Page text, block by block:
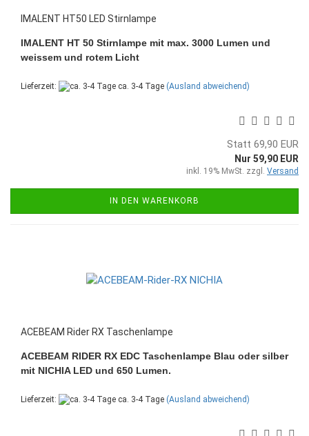
IMALENT HT50 LED Stirnlampe
IMALENT HT 50 Stirnlampe mit max. 3000 Lumen und
weissem und rotem Licht
Lieferzeit: ca. 3-4 Tage (Ausland abweichend)
Statt 69,90 EUR
Nur 59,90 EUR
inkl. 19% MwSt. zzgl. Versand
IN DEN WARENKORB
ACEBEAM Rider RX Taschenlampe
ACEBEAM RIDER RX EDC Taschenlampe Blau oder silber
mit NICHIA LED und 650 Lumen.
Lieferzeit: ca. 3-4 Tage (Ausland abweichend)